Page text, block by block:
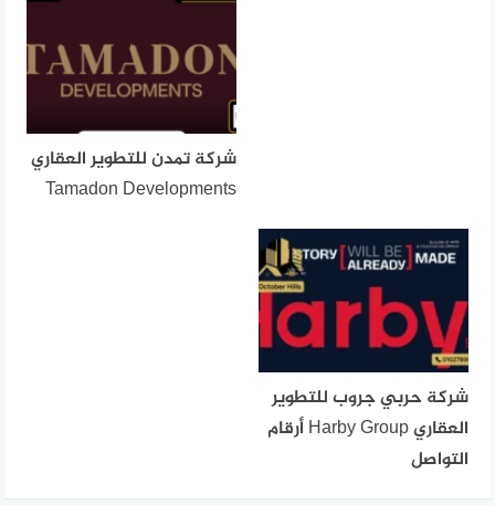
شركة تمدن للتطوير العقاري
Tamadon Developments
شركة حربي جروب للتطوير
العقاري Harby Group أرقام
التواصل